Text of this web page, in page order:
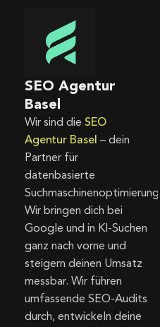
SEO Agentur
Basel
Wir sind die SEO
Agentur Basel – dein
Partner für
datenbasierte
Suchmaschinenoptimierung.
Wir bringen dich bei
Google und in KI-Suchen
ganz nach vorne und
steigern deinen Umsatz
messbar. Wir führen
umfassende SEO-Audits
durch, entwickeln deine